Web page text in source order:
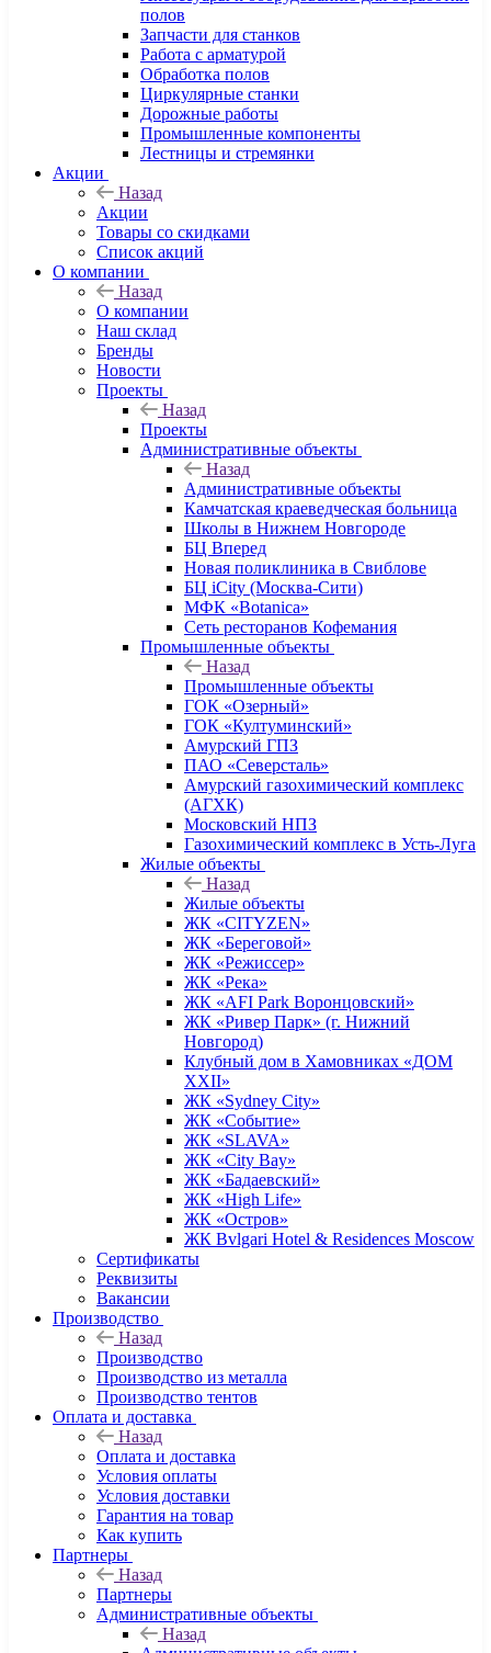
полов
Запчасти для станков
Работа с арматурой
Обработка полов
Циркулярные станки
Дорожные работы
Промышленные компоненты
Лестницы и стремянки
Акции
Назад
Акции
Товары со скидками
Список акций
О компании
Назад
О компании
Наш склад
Бренды
Новости
Проекты
Назад
Проекты
Административные объекты
Назад
Административные объекты
Камчатская краеведческая больница
Школы в Нижнем Новгороде
БЦ Вперед
Новая поликлиника в Свиблове
БЦ iCity (Москва-Сити)
МФК «Botanica»
Сеть ресторанов Кофемания
Промышленные объекты
Назад
Промышленные объекты
ГОК «Озерный»
ГОК «Култуминский»
Амурский ГПЗ
ПАО «Северсталь»
Амурский газохимический комплекс
(АГХК)
Московский НПЗ
Газохимический комплекс в Усть-Луга
Жилые объекты
Назад
Жилые объекты
ЖК «CITYZEN»
ЖК «Береговой»
ЖК «Режиссер»
ЖК «Река»
ЖК «AFI Park Воронцовский»
ЖК «Ривер Парк» (г. Нижний
Новгород)
Клубный дом в Хамовниках «ДОМ
XXII»
ЖК «Sydney City»
ЖК «Событие»
ЖК «SLAVA»
ЖК «City Bay»
ЖК «Бадаевский»
ЖК «High Life»
ЖК «Остров»
ЖК Bvlgari Hotel & Residences Moscow
Сертификаты
Реквизиты
Вакансии
Производство
Назад
Производство
Производство из металла
Производство тентов
Оплата и доставка
Назад
Оплата и доставка
Условия оплаты
Условия доставки
Гарантия на товар
Как купить
Партнеры
Назад
Партнеры
Административные объекты
Назад